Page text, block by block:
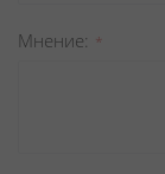
Мнение